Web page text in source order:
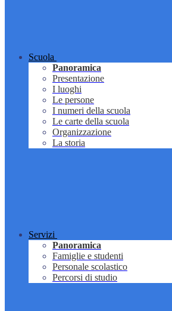
Scuola
Panoramica
Presentazione
I luoghi
Le persone
I numeri della scuola
Le carte della scuola
Organizzazione
La storia
Servizi
Panoramica
Famiglie e studenti
Personale scolastico
Percorsi di studio